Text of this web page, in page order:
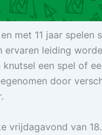
met 11 jaar spelen
ervaren leiding
knutsel een spel of
door
vrijdagavond van